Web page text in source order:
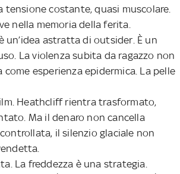
costante, quasi muscolare.
nella memoria della ferita.
astratta di outsider. È un
La violenza subita da ragazzo non
esperienza epidermica. La pelle
Heathcliff rientra trasformato,
Ma il denaro non cancella
il silenzio glaciale non
La freddezza è una strategia.